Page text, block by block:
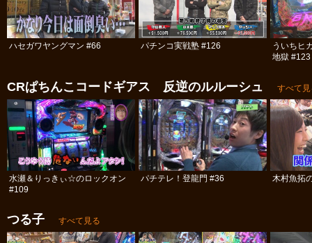
ハセガワヤングマン #66 パチンコ実戦塾 #126
ういちヒ
地獄 #123
CRぱちんこコードギアス 反逆のルルーシュ すべて
水瀬＆りっきぃ☆のロックオン
#109
パチテレ！登龍門 #36 木村魚拓
つる子 すべて見る